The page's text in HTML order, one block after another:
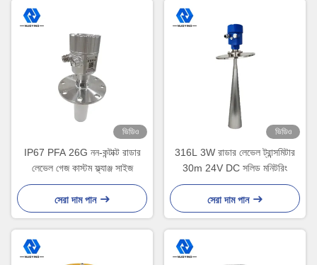
ভিডিও
IP67 PFA 26G নন-কন্টাক্ট রাডার
লেভেল গেজ কাস্টম ফ্ল্যাঞ্জ সাইজ
সেরা দাম পান
ভিডিও
316L 3W রাডার লেভেল ট্রান্সমিটার
30m 24V DC সলিড মনিটরিং
সেরা দাম পান